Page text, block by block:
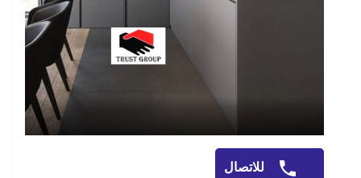
للاتصال